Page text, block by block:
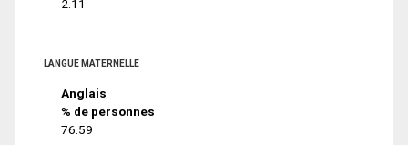
2.11
LANGUE MATERNELLE
Anglais
% de personnes
76.59